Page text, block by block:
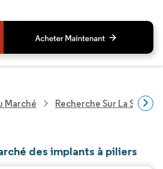
Marché Recherche Sur La Santé
des implants à piliers